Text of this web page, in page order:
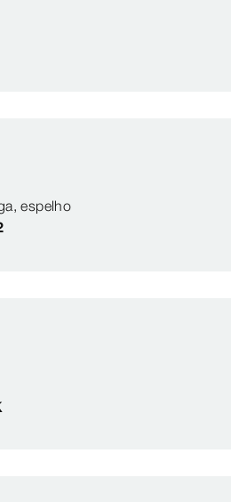
espelho